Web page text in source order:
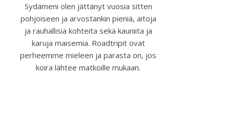
Sydämeni olen jättänyt vuosia sitten
pohjoiseen ja arvostankin pieniä, aitoja
ja rauhallisia kohteita sekä kauniita ja
karuja maisemia. Roadtripit ovat
perheemme mieleen ja parasta on, jos
koira lähtee matkoille mukaan.